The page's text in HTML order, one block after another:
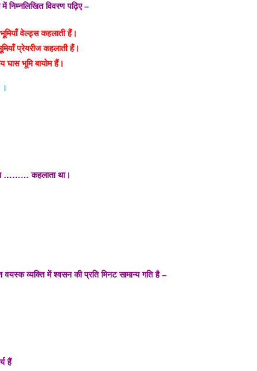
निम्नलिखित विवरण पढ़िए –
वेल्ड्स कहलाती हैं।
प्रेयरीज कहलाती हैं।
घास भूमि बायोम हैं।
।
……… कहलाता था।
व्यक्ति में श्वसन की प्रति मिनट सामान्य गति है –
हैं